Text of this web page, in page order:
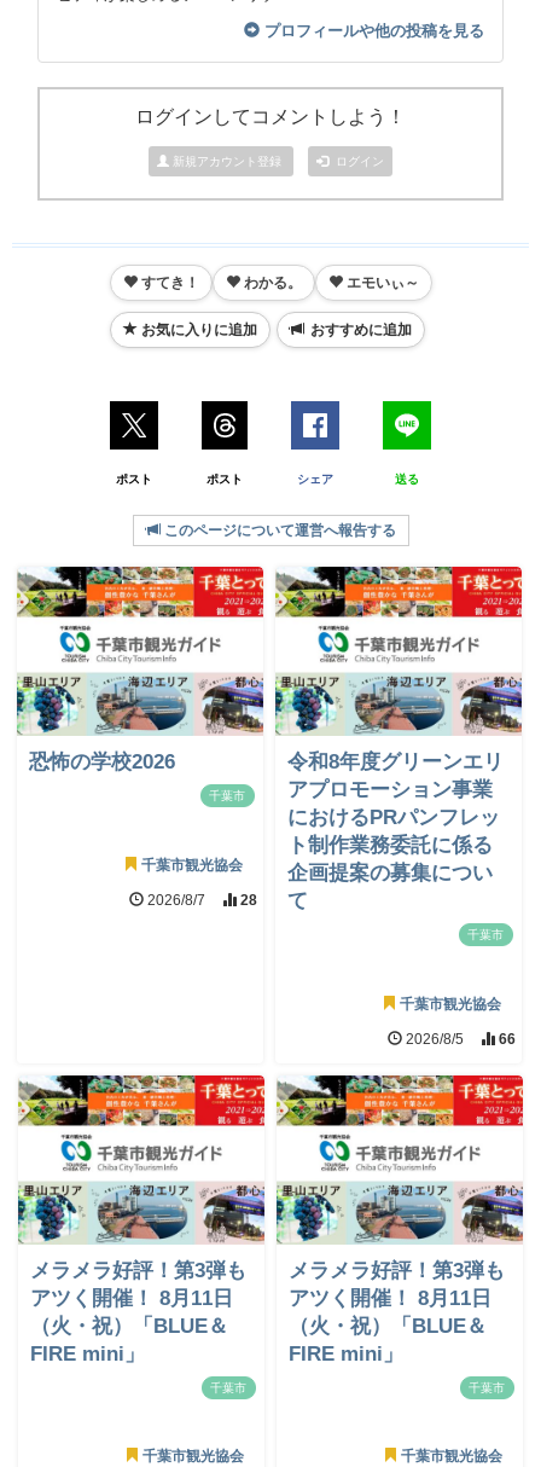
プロフィールや他の投稿を見る
ログインしてコメントしよう！
新規アカウント登録 ログイン
すてき！ わかる。 エモいぃ～
お気に入りに追加 おすすめに追加
ポスト ポスト シェア 送る
このページについて運営へ報告する
恐怖の学校2026
千葉市
千葉市観光協会
2026/8/7 28
令和8年度グリーンエリ
アプロモーション事業
におけるPRパンフレッ
ト制作業務委託に係る
企画提案の募集につい
て
千葉市
千葉市観光協会
2026/8/5 66
メラメラ好評！第3弾も
アツく開催！ 8月11日
（火・祝）「BLUE＆
FIRE mini」
千葉市
千葉市観光協会
メラメラ好評！第3弾も
アツく開催！ 8月11日
（火・祝）「BLUE＆
FIRE mini」
千葉市
千葉市観光協会